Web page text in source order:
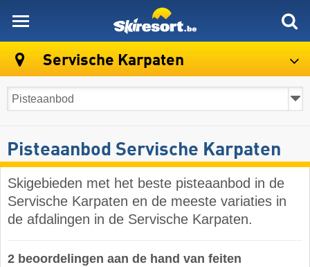
Servische Karpaten
Pisteaanbod Servische Karpaten
Skigebieden met het beste pisteaanbod in de
Servische Karpaten en de meeste variaties in
de afdalingen in de Servische Karpaten.
2 beoordelingen aan de hand van feiten